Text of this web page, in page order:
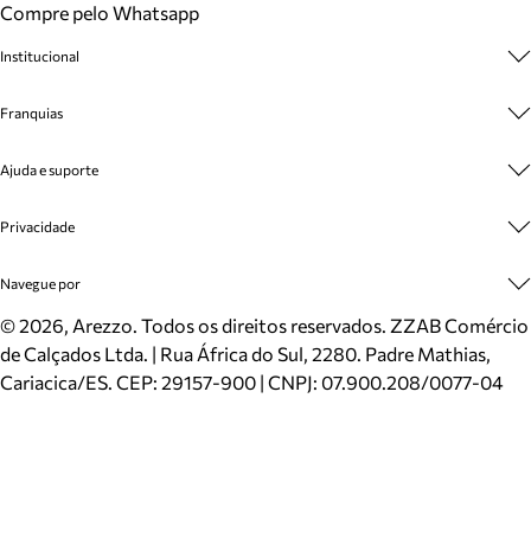
Compre pelo Whatsapp
Institucional
Cashback
Venda Corporativa
Mapa do Site
Inverno
Mundo Arezzo
Franquias
Plano de Negócio
Ajuda e suporte
Cadastro
Meus Pedidos
Trocas e Devoluções
Cartão Presente
Localizador de lojas
Privacidade
Politica e Privacidade
Navegue por
Sapatos
Bolsas
Scarpins
©2026, Arezzo. Todos os direitos reservados. ZZAB Comércio
de Calçados Ltda. | Rua África do Sul, 2280. Padre Mathias,
Cariacica/ES. CEP: 29157-900 | CNPJ: 07.900.208/0077-04